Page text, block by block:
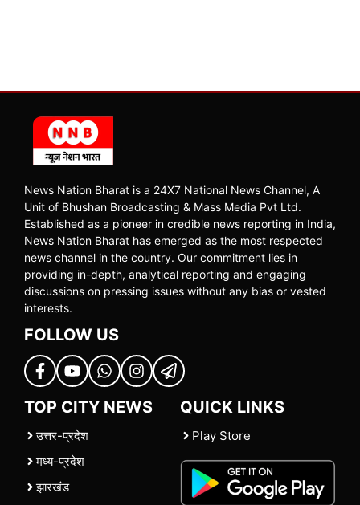
News Nation Bharat is a 24X7 National News Channel, A
Unit of Bhushan Broadcasting & Mass Media Pvt Ltd.
Established as a pioneer in credible news reporting in India,
News Nation Bharat has emerged as the most respected
news channel in the country. Our commitment lies in
providing in-depth, analytical reporting and engaging
discussions on pressing issues without any bias or vested
interests.
FOLLOW US
TOP CITY NEWS
उत्तर-प्रदेश
मध्य-प्रदेश
झारखंड
QUICK LINKS
Play Store